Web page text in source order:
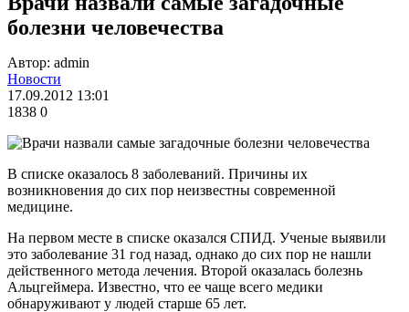
болезни человечества
Автор: admin
Новости
17.09.2012 13:01
1838 0
В списке оказалось 8 заболеваний. Причины их
возникновения до сих пор неизвестны современной
медицине.
На первом месте в списке оказался СПИД. Ученые выявили
это заболевание 31 год назад, однако до сих пор не нашли
действенного метода лечения. Второй оказалась болезнь
Альцгеймера. Известно, что ее чаще всего медики
обнаруживают у людей старше 65 лет.